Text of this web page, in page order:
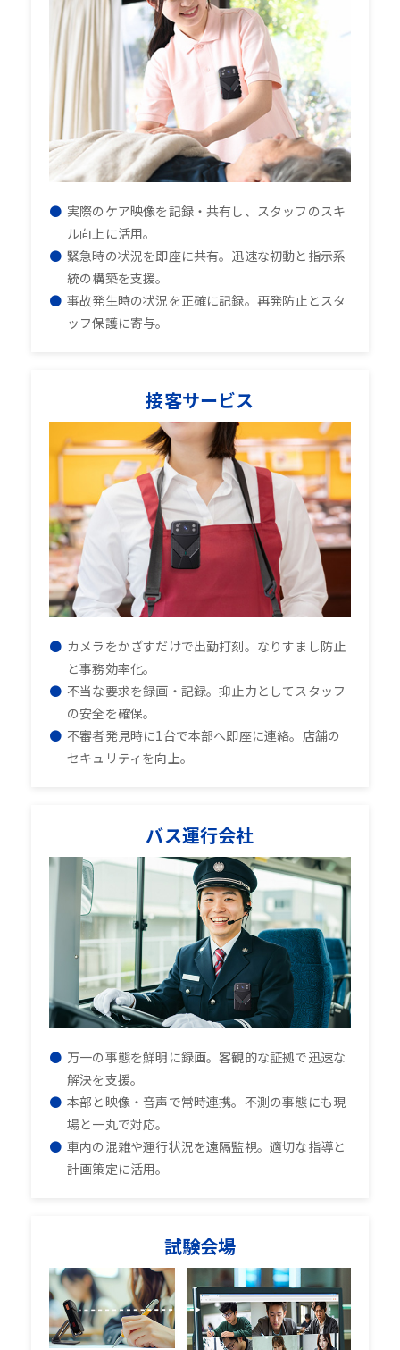
実際のケア映像を記録・共有し、スタッフのスキ
ル向上に活用。
緊急時の状況を即座に共有。迅速な初動と指示系
統の構築を支援。
事故発生時の状況を正確に記録。再発防止とスタ
ッフ保護に寄与。
接客サービス
カメラをかざすだけで出勤打刻。なりすまし防止
と事務効率化。
不当な要求を録画・記録。抑止力としてスタッフ
の安全を確保。
不審者発見時に1台で本部へ即座に連絡。店舗の
セキュリティを向上。
バス運行会社
万一の事態を鮮明に録画。客観的な証拠で迅速な
解決を支援。
本部と映像・音声で常時連携。不測の事態にも現
場と一丸で対応。
車内の混雑や運行状況を遠隔監視。適切な指導と
計画策定に活用。
試験会場